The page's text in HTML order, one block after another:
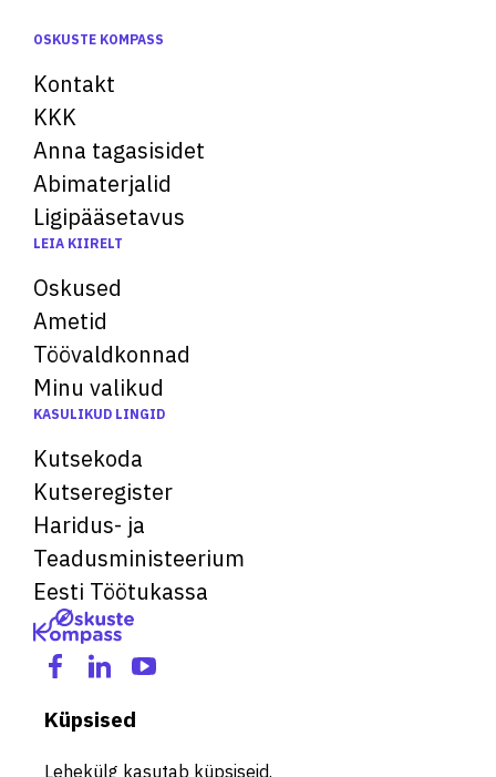
OSKUSTE KOMPASS
Kontakt
KKK
Anna tagasisidet
Abimaterjalid
Ligipääsetavus
LEIA KIIRELT
Oskused
Ametid
Töövaldkonnad
Minu valikud
KASULIKUD LINGID
Kutsekoda
Kutseregister
Haridus- ja
Teadusministeerium
Eesti Töötukassa
Küpsised
Lehekülg kasutab küpsiseid.